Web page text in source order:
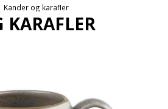
Kander og karafler
KARAFLER